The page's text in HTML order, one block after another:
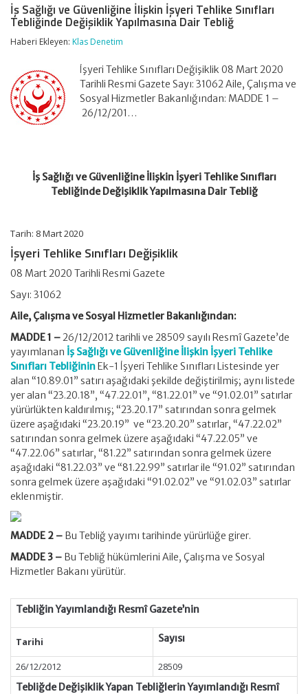
ve
Güvenliğine
İlişkin
İşyeri
Sınıfları
Tebliğinde
Değişiklik
Yapılmasına
İş Sağlığı ve Güvenliğine İlişkin İşyeri Tehlike Sınıfları
Tebliğinde Değişiklik Yapılmasına Dair Tebliğ
Haberi Ekleyen: Klas Denetim
İşyeri Tehlike Sınıfları Değişiklik 08 Mart 2020
Tarihli Resmi Gazete Sayı: 31062 Aile, Çalışma ve
Sosyal Hizmetler Bakanlığından: MADDE 1 –
26/12/201…
İş Sağlığı ve Güvenliğine İlişkin İşyeri Tehlike Sınıfları
Tebliğinde Değişiklik Yapılmasına Dair Tebliğ
Tarih: 8 Mart 2020
İşyeri Tehlike Sınıfları Değişiklik
08 Mart 2020 Tarihli Resmi Gazete
Sayı: 31062
Aile, Çalışma ve Sosyal Hizmetler Bakanlığından:
MADDE 1 –26/12/2012 tarihli ve 28509 sayılı Resmî Gazete’de
yayımlanan İş Sağlığı ve Güvenliğine İlişkin İşyeri Tehlike
Sınıfları TebliğininEk-1 İşyeri Tehlike Sınıfları Listesinde yer
alan “10.89.01” satırı aşağıdaki şekilde değiştirilmiş; aynı listede
yer alan “23.20.18”, “47.22.01”, “81.22.01” ve “91.02.01” satırlar
yürürlükten kaldırılmış; “23.20.17” satırından sonra gelmek
üzere aşağıdaki “23.20.19” ve “23.20.20” satırlar, “47.22.02”
satırından sonra gelmek üzere aşağıdaki “47.22.05” ve
“47.22.06” satırlar, “81.22” satırından sonra gelmek üzere
aşağıdaki “81.22.03” ve “81.22.99” satırlar ile “91.02” satırından
sonra gelmek üzere aşağıdaki “91.02.02” ve “91.02.03” satırlar
eklenmiştir.
MADDE 2 – Bu Tebliğ yayımı tarihinde yürürlüğe girer.
MADDE 3 – Bu Tebliğ hükümlerini Aile, Çalışma ve Sosyal
Hizmetler Bakanı yürütür.
Tebliğin Yayımlandığı Resmî Gazete’nin
Tarihi Sayısı
26/12/2012
28509
Tebliğde Değişiklik Yapan Tebliğlerin Yayımlandığı Resmî